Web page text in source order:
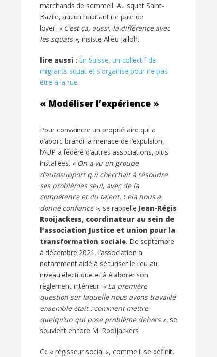
marchands de sommeil. Au squat Saint-
Bazile, aucun habitant ne paie de
loyer. « C’est ça, aussi, la différence avec
les squats », insiste Alieu Jalloh.
lire aussi : En Suisse, un collectif de
migrants squat et s’organise pour ne pas
être à la rue.
« Modéliser l’expérience »
Pour convaincre un propriétaire qui a
d’abord brandi la menace de l’expulsion,
l’AUP a fédéré d’autres associations, plus
installées. « On a vu un groupe
d’autosupport qui cherchait à résoudre
ses problèmes seul, avec de la
compétence et du talent. Cela nous a
donné confiance », se rappelle Jean-Régis
Rooijackers, coordinateur au sein de
l’association Justice et union pour la
transformation sociale. De septembre
à décembre 2021, l’association a
notamment aidé à sécuriser le lieu au
niveau électrique et à élaborer son
règlement intérieur. « La première
question sur laquelle nous avons travaillé
ensemble était : comment mettre
quelqu’un qui pose problème dehors », se
souvient encore M. Rooijackers.
Ce « régisseur social », comme il se définit,